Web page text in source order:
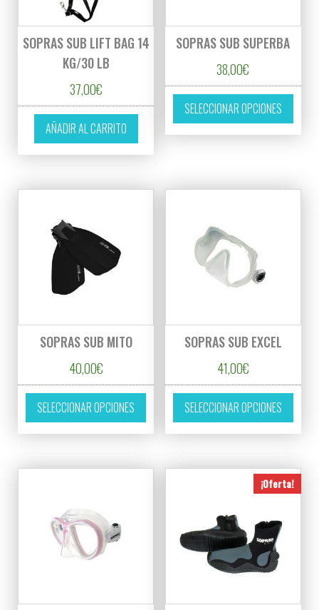
SOPRAS SUB LIFT BAG 14
KG/30 LB
37,00€
AÑADIR AL CARRITO
SOPRAS SUB SUPERBA
38,00€
SELECCIONAR OPCIONES
Este
SOPRAS SUB MITO
40,00€
SELECCIONAR OPCIONES
Este producto tiene múltiples variantes.
SOPRAS SUB EXCEL
41,00€
SELECCIONAR OPCIONES
Este
¡Oferta!